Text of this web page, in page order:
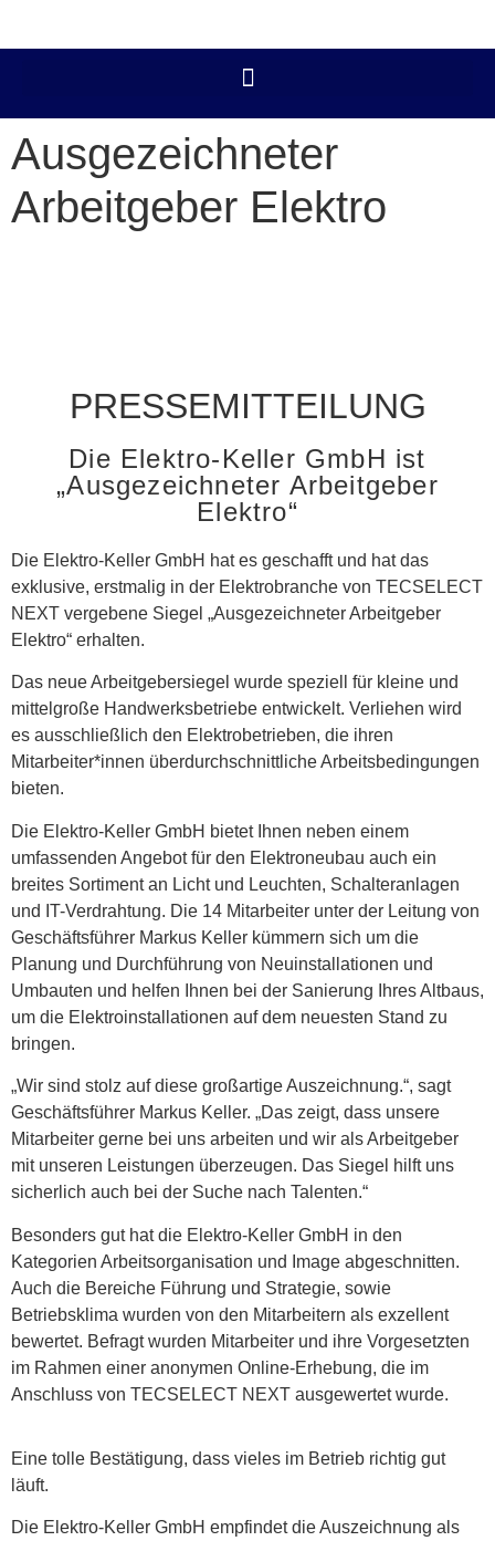
Ausgezeichneter
Arbeitgeber Elektro
PRESSEMITTEILUNG
Die Elektro-Keller GmbH ist
„Ausgezeichneter Arbeitgeber
Elektro“
Die Elektro-Keller GmbH hat es geschafft und hat das
exklusive, erstmalig in der Elektrobranche von TECSELECT
NEXT vergebene Siegel „Ausgezeichneter Arbeitgeber
Elektro“ erhalten.
Das neue Arbeitgebersiegel wurde speziell für kleine und
mittelgroße Handwerksbetriebe entwickelt. Verliehen wird
es ausschließlich den Elektrobetrieben, die ihren
Mitarbeiter*innen überdurchschnittliche Arbeitsbedingungen
bieten.
Die Elektro-Keller GmbH bietet Ihnen neben einem
umfassenden Angebot für den Elektroneubau auch ein
breites Sortiment an Licht und Leuchten, Schalteranlagen
und IT-Verdrahtung. Die 14 Mitarbeiter unter der Leitung von
Geschäftsführer Markus Keller kümmern sich um die
Planung und Durchführung von Neuinstallationen und
Umbauten und helfen Ihnen bei der Sanierung Ihres Altbaus,
um die Elektroinstallationen auf dem neuesten Stand zu
bringen.
„Wir sind stolz auf diese großartige Auszeichnung.“, sagt
Geschäftsführer Markus Keller. „Das zeigt, dass unsere
Mitarbeiter gerne bei uns arbeiten und wir als Arbeitgeber
mit unseren Leistungen überzeugen. Das Siegel hilft uns
sicherlich auch bei der Suche nach Talenten.“
Besonders gut hat die Elektro-Keller GmbH in den
Kategorien Arbeitsorganisation und Image abgeschnitten.
Auch die Bereiche Führung und Strategie, sowie
Betriebsklima wurden von den Mitarbeitern als exzellent
bewertet. Befragt wurden Mitarbeiter und ihre Vorgesetzten
im Rahmen einer anonymen Online-Erhebung, die im
Anschluss von TECSELECT NEXT ausgewertet wurde.
Eine tolle Bestätigung, dass vieles im Betrieb richtig gut
läuft.
Die Elektro-Keller GmbH empfindet die Auszeichnung als